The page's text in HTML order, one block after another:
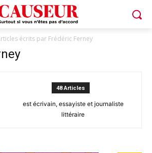
écrits par Frédéric Ferney
48 Articles
est écrivain, essayiste et journaliste
littéraire